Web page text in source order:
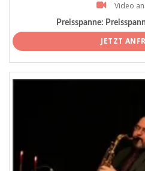
Video
Preisspanne:
JETZT